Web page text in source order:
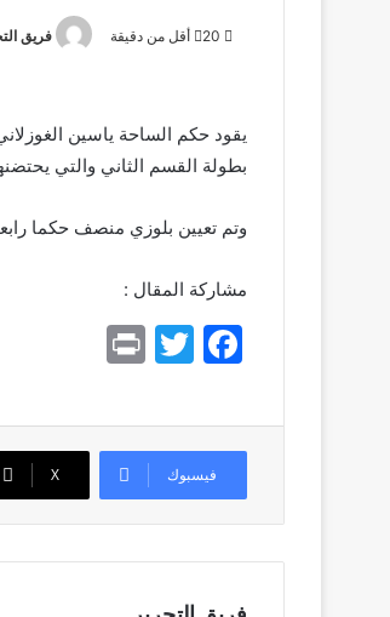
فريق أقل من دقيقة
يقود حكم الساحة ياسين
بطولة القسم الثاني والتي
وتم تعيين بلوزي منصف حكما
مشاركة المقال :
F
c
e
b
o
o
T
itt
er
t
فيسبوك X